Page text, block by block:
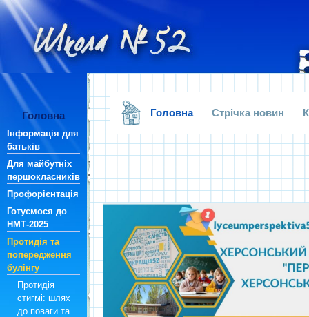
Головна
Інформація для
батьків
Для майбутніх
першокласників
Профорієнтація
Готуємося до
НМТ-2025
Протидія та
попередження
булінгу
Протидія
стигмі: шлях
до поваги та
.
Головна Стрічка новин